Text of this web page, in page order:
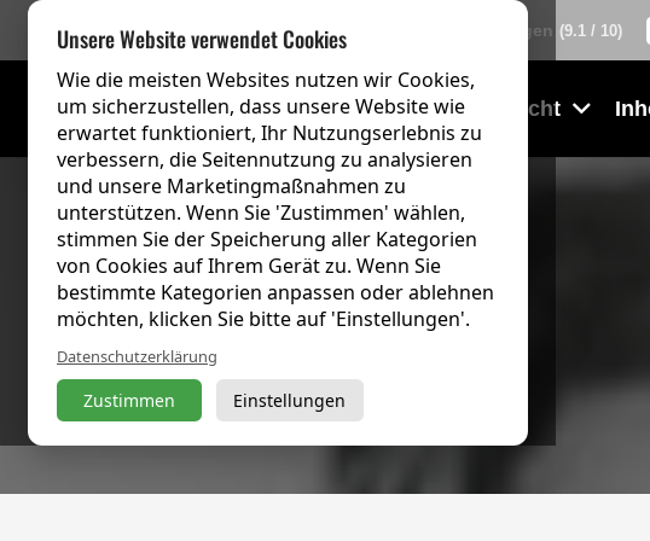
756 Bewertungen (9.1 / 10)
Schulungsübersicht
Unsere Website verwendet Cookies
Wie die meisten Websites nutzen wir Cookies,
um sicherzustellen, dass unsere Website wie
erwartet funktioniert, Ihr Nutzungserlebnis zu
verbessern, die Seitennutzung zu analysieren
und unsere Marketingmaßnahmen zu
unterstützen. Wenn Sie 'Zustimmen' wählen,
stimmen Sie der Speicherung aller Kategorien
von Cookies auf Ihrem Gerät zu. Wenn Sie
bestimmte Kategorien anpassen oder ablehnen
möchten, klicken Sie bitte auf 'Einstellungen'.
Datenschutzerklärung
Zustimmen Einstellungen